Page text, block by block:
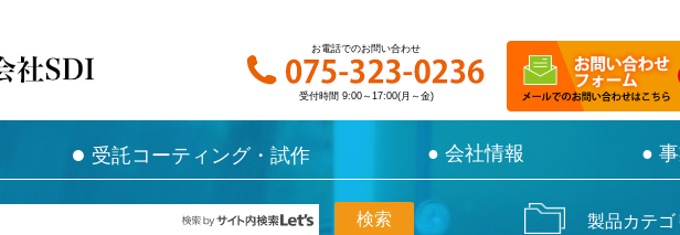
お電話でのお問い合わせ
受付時間 9:00～17:00(月～金)
● 受託コーティング・試作 ● 会社情報 ●
お電話でのお問い合わせ
受付時間 9:00～17:00(月～金)
● 受託コーティング・試作 ● 会社情報 ●
製品カテゴ